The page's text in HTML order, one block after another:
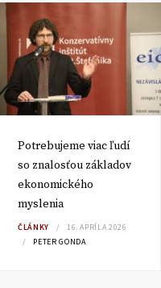
Potrebujeme viac ľudí
so znalosťou základov
ekonomického
myslenia
ČLÁNKY
16. APRÍLA 2026
PETER GONDA